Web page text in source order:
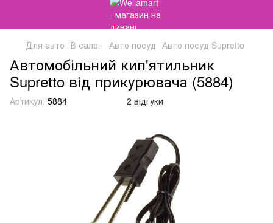
Для авто В салон Авто посуд Авто посуд Supretto
Автомобільний кип'ятильник
Supretto від прикурювача (5884)
Артикул: 5884 2 відгуки